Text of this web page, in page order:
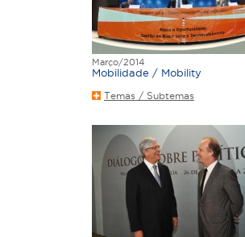
Março/2014
Mobilidade / Mobility
Temas / Subtemas